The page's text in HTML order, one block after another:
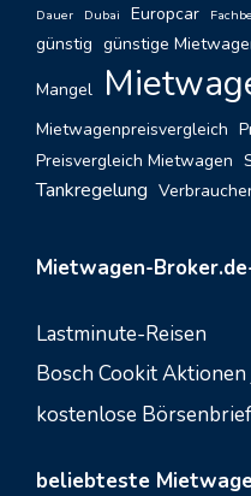
Dauer Dubai Europcar
günstig günstige
Mangel
Mietwagenpreisvergleich
Preisvergleich Mietwagen
Tankregelung
Mietwagen-
Lastminute-Reisen
Bosch Cookit
kostenlose Börsenbrief
beliebteste